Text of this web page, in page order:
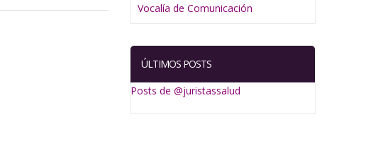
Vocalía de Comunicación
ÚLTIMOS POSTS
Posts de @juristassalud